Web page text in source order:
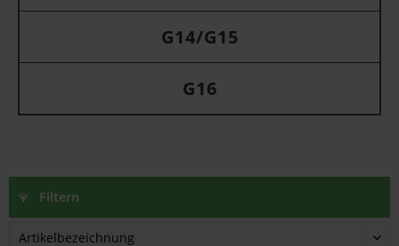
G14/G15
G16
Filtern